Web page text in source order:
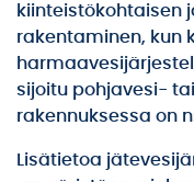
kiinteistökohtaisen
rakentaminen, kun
sijoitu pohjavesi-
rakennuksessa
Lisätietoa